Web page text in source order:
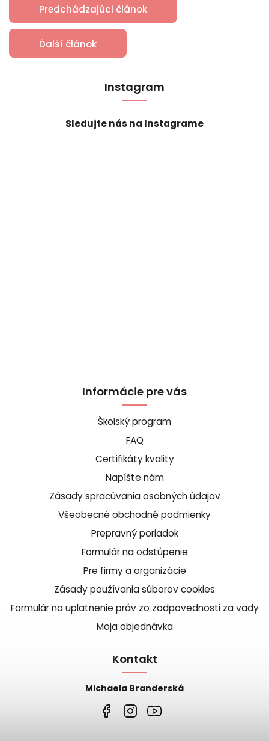
Predchádzajúci článok
Ďalší článok
Instagram
Sledujte nás na Instagrame
Informácie pre vás
Školský program
FAQ
Certifikáty kvality
Napíšte nám
Zásady spracúvania osobných údajov
Všeobecné obchodné podmienky
Prepravný poriadok
Formulár na odstúpenie
Pre firmy a organizácie
Zásady používania súborov cookies
Formulár na uplatnenie práv zo zodpovednosti za vady
Moja objednávka
Kontakt
Michaela Branderská